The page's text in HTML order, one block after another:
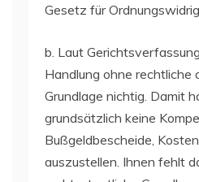
Gesetz für
b. Laut
Handlung ohne rechtliche
Grundlage nichtig. Damit
grundsätzlich keine
Bußgeldbescheide,
auszustellen. Ihnen fehlt